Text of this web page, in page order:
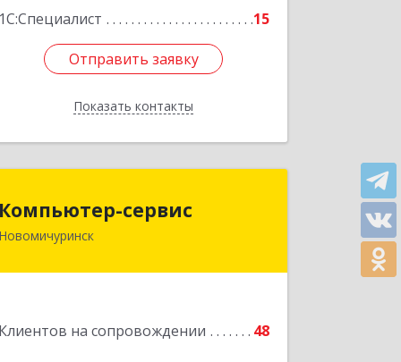
1С:Специалист
15
Отправить заявку
Показать контакты
Отправить заявку
Назад
Компьютер-сервис
Новомичуринск
Клиентов на сопровождении 48
391160, Рязанская обл, Пронский р-н,
Подробнее